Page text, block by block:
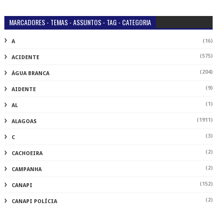
MARCADORES - TEMAS - ASSUNTOS - TAG - CATEGORIA
A (16)
ACIDENTE (575)
ÁGUA BRANCA (204)
AIDENTE (9)
AL (1)
ALAGOAS (1911)
C (3)
CACHOEIRA (2)
CAMPANHA (2)
CANAPI (152)
CANAPI POLÍCIA (2)